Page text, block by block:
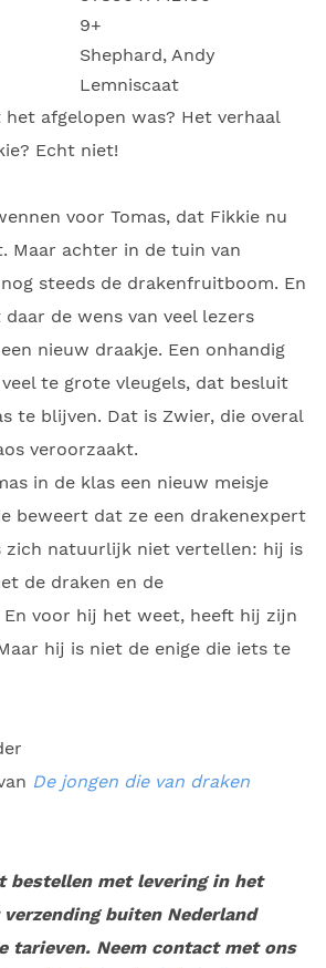
9+
Shephard, Andy
Lemniscaat
afgelopen was? Het verhaal
Echt niet!
voor Tomas, dat Fikkie nu
Maar achter in de tuin van
steeds de drakenfruitboom. En
de wens van veel lezers
nieuw draakje. Een onhandig
te grote vleugels, dat besluit
te blijven. Dat is Zwier, die overal
veroorzaakt.
in de klas een nieuw meisje
beweert dat ze een drakenexpert
zich natuurlijk niet vertellen: hij is
de draken en de
voor hij het weet, heeft hij zijn
hij is niet de enige die iets te
De jongen die van draken
bestellen met levering in het
buiten Nederland
tarieven. Neem contact met ons